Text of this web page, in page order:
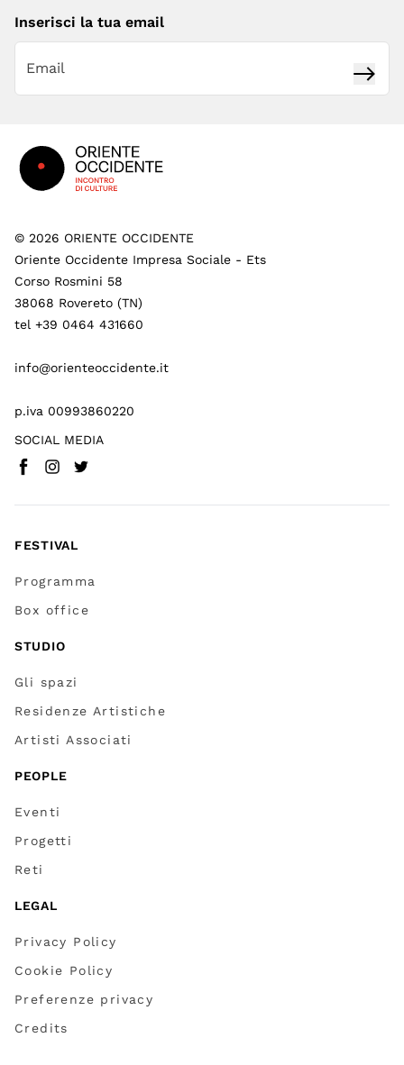
Inserisci la tua email
© 2026 ORIENTE OCCIDENTE
Oriente Occidente Impresa Sociale - Ets
Corso Rosmini 58
38068 Rovereto (TN)
tel +39 0464 431660
info@orienteoccidente.it
p.iva 00993860220
SOCIAL MEDIA
Facebook(
Instagram
Twitter
FESTIVAL
Programma
Box office
STUDIO
Gli spazi
Residenze Artistiche
Artisti Associati
PEOPLE
Eventi
Progetti
Reti
LEGAL
Privacy Policy
Cookie Policy
Preferenze privacy
Credits